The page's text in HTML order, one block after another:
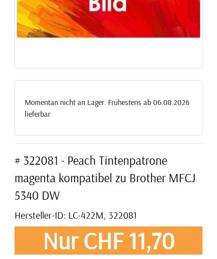
Momentan nicht an Lager. Frühestens ab 06.08.2026
lieferbar
# 322081 - Peach Tintenpatrone
magenta kompatibel zu Brother MFCJ
5340 DW
Hersteller-ID: LC-422M, 322081
Nur CHF 11,70